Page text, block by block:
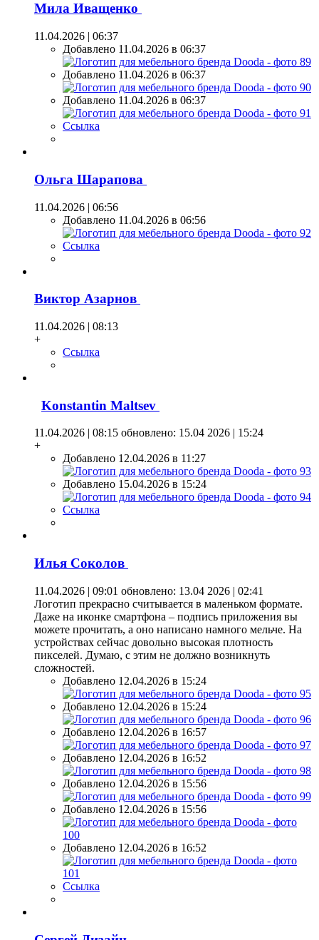
Мила Иващенко
11.04.2026 | 06:37
Добавлено 11.04.2026 в 06:37
Добавлено 11.04.2026 в 06:37
Добавлено 11.04.2026 в 06:37
Ссылка
Ольга Шарапова
11.04.2026 | 06:56
Добавлено 11.04.2026 в 06:56
Ссылка
Виктор Азарнов
11.04.2026 | 08:13
+
Ссылка
Konstantin Maltsev
11.04.2026 | 08:15 обновлено: 15.04 2026 | 15:24
+
Добавлено 12.04.2026 в 11:27
Добавлено 15.04.2026 в 15:24
Ссылка
Илья Coкoлoв
11.04.2026 | 09:01 обновлено: 13.04 2026 | 02:41
Логотип прекрасно считывается в маленьком формате.
Даже на иконке смартфона – подпись приложения вы
можете прочитать, а оно написано намного мельче. На
устройствах сейчас довольно высокая плотность
пикселей. Думаю, с этим не должно возникнуть
сложностей.
Добавлено 12.04.2026 в 15:24
Добавлено 12.04.2026 в 15:24
Добавлено 12.04.2026 в 16:57
Добавлено 12.04.2026 в 16:52
Добавлено 12.04.2026 в 15:56
Добавлено 12.04.2026 в 15:56
Добавлено 12.04.2026 в 16:52
Ссылка